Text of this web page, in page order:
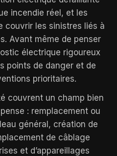
incendie réel, et les
couvrir les sinistres liés à
Avant même de penser
électrique rigoureux
points de danger et de
prioritaires.
couvrent un champ bien
: remplacement ou
général, création de
de câblage
et d’appareillages